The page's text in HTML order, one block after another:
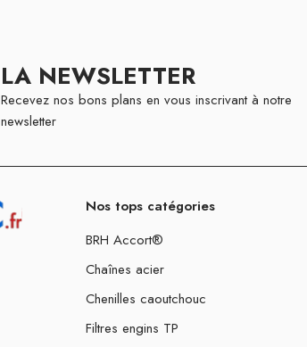
LA NEWSLETTER
Recevez nos bons plans en vous inscrivant à notre
newsletter
Nos tops catégories
BRH Accort®
Chaînes acier
Chenilles caoutchouc
Filtres engins TP